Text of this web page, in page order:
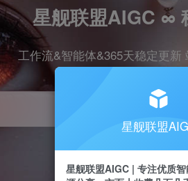
星舰联盟AIGC ∞
工作流&智能体&365天稳定更
星舰联盟
星舰联盟AIGC | 专注优质